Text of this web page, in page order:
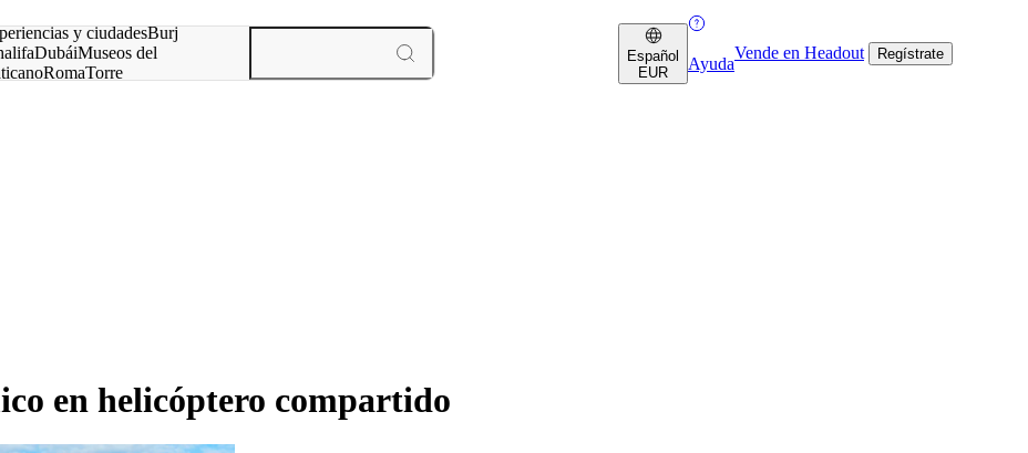
y ciudadesBurj
DubáiMuseos del
RomaTorre
Español
EUR
Ayuda
Vende en Headout Regístrate
en helicóptero compartido